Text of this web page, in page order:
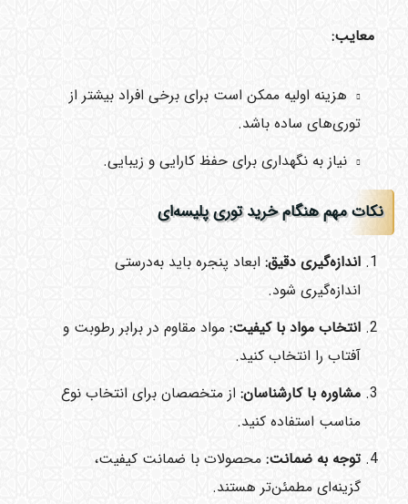
معایب:
هزینه اولیه ممکن است برای برخی افراد بیشتر از
توری‌های ساده باشد.
نیاز به نگهداری برای حفظ کارایی و زیبایی.
نکات مهم هنگام خرید توری پلیسه‌ای
اندازه‌گیری دقیق:ابعاد پنجره باید به‌درستی
اندازه‌گیری شود.
انتخاب مواد با کیفیت:مواد مقاوم در برابر رطوبت و
آفتاب را انتخاب کنید.
مشاوره با کارشناسان:از متخصصان برای انتخاب نوع
مناسب استفاده کنید.
توجه به ضمانت:محصولات با ضمانت کیفیت،
گزینه‌ای مطمئن‌تر هستند.